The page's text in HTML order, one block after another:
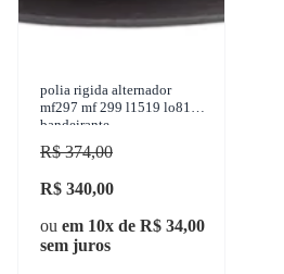
polia rigida alternador
mf297 mf 299 l1519 lo812
bandeirante
R$ 374,00
R$ 340,00
ou em 10x de R$ 34,00
sem juros